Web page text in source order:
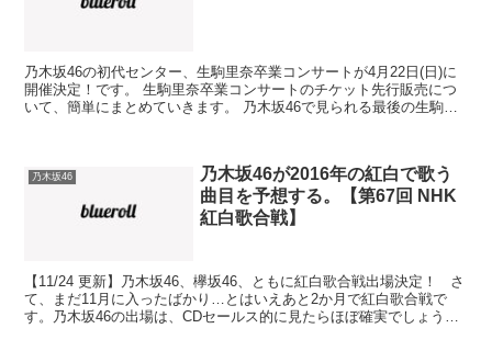
乃木坂46の初代センター、生駒里奈卒業コンサートが4月22日(日)に
開催決定！です。 生駒里奈卒業コンサートのチケット先行販売につ
いて、簡単にまとめていきます。 乃木坂46で見られる最後の生駒里
乃木坂46
乃木坂46が2016年の紅白で歌う
曲目を予想する。【第67回 NHK
紅白歌合戦】
【11/24 更新】乃木坂46、欅坂46、ともに紅白歌合戦出場決定！ さ
て、まだ11月に入ったばかり…とはいえあと2か月で紅白歌合戦で
す。乃木坂46の出場は、CDセールス的に見たらほぼ確実でしょう。